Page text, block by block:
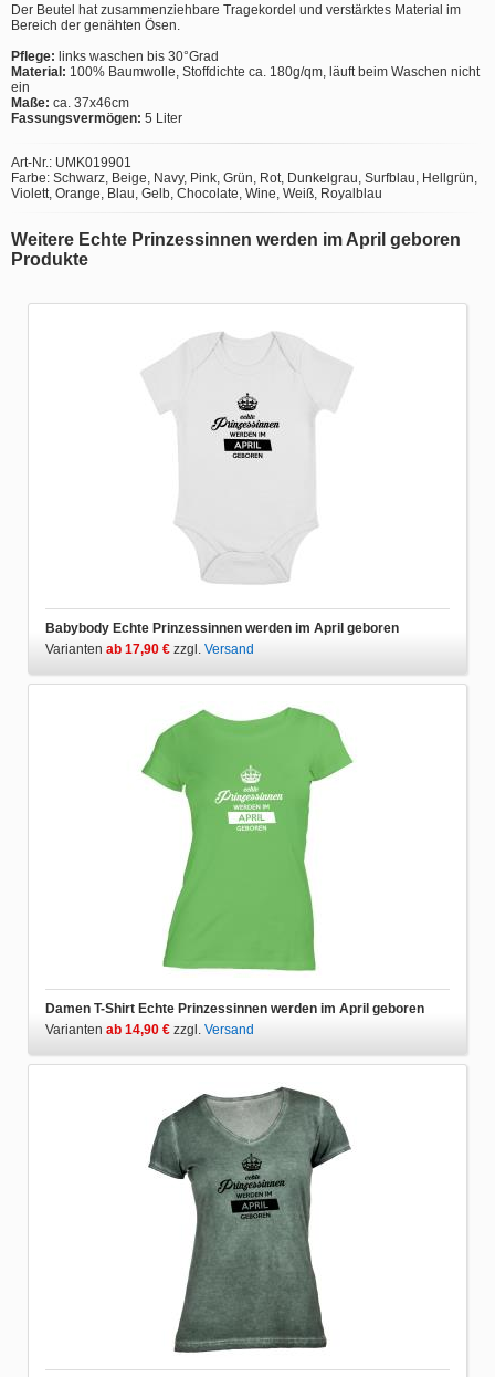
Der Beutel hat zusammenziehbare Tragekordel und verstärktes Material im
Bereich der genähten Ösen.
Pflege: links waschen bis 30°Grad
Material: 100% Baumwolle, Stoffdichte ca. 180g/qm, läuft beim Waschen nicht
ein
Maße: ca. 37x46cm
Fassungsvermögen: 5 Liter
Art-Nr.: UMK019901
Farbe: Schwarz, Beige, Navy, Pink, Grün, Rot, Dunkelgrau, Surfblau, Hellgrün,
Violett, Orange, Blau, Gelb, Chocolate, Wine, Weiß, Royalblau
Weitere Echte Prinzessinnen werden im April geboren
Produkte
Babybody Echte Prinzessinnen werden im April geboren
Varianten ab 17,90 € zzgl. Versand
Damen T-Shirt Echte Prinzessinnen werden im April geboren
Varianten ab 14,90 € zzgl. Versand